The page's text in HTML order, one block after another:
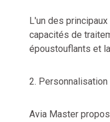
L'un des
capacités de
époustouflants et
2. Personnalisation
Avia Master